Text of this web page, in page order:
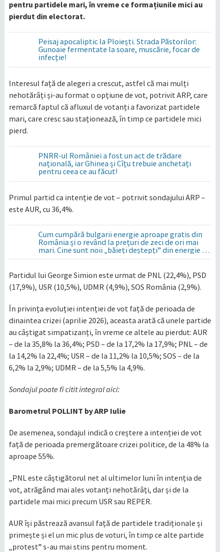
pentru partidele mari, în vreme ce formațiunile mici au
pierdut din electorat.
Peisaj apocaliptic la Ploiești. Strada Păstorilor:
Gunoaie fermentate la soare, muscărie, focar de
infecție!
Interesul față de alegeri a crescut, astfel că mai mulți
nehotărâți și-au format o opțiune de vot, potrivit ARP, care
remarcă faptul că afluxul de votanți a favorizat partidele
mari, care cresc sau staționează, în timp ce partidele mici
pierd.
PNRR-ul României a fost un act de trădare
națională, iar Ghinea și Cîțu trebuie anchetați
pentru ceea ce au făcut!
Primul partid ca intenție de vot – potrivit sondajului ARP –
este AUR, cu 36,4%.
Cum cumpără bulgarii energie aproape gratis din
România și o revând la prețuri de zeci de ori mai
mari. Cine sunt noii „băieți deștepți” din energie de
la sud de Dunăre
Partidul lui George Simion este urmat de PNL (22,4%), PSD
(17,9%), USR (10,5%), UDMR (4,9%), SOS România (2,9%).
În privința evoluției intenției de vot față de perioada de
dinaintea crizei (aprilie 2026), aceasta arată că unele partide
au câștigat simpatizanți, în vreme ce altele au pierdut: AUR
– de la 35,8% la 36,4%; PSD – de la 17,2% la 17,9%; PNL – de
la 14,2% la 22,4%; USR – de la 11,2% la 10,5%; SOS – de la
6,2% la 2,9%; UDMR – de la 5,5% la 4,9%.
Sondajul poate fi citit integral aici:
Barometrul POLLINT by ARP Iulie
De asemenea, sondajul indică o creștere a intenției de vot
față de perioada premergătoare crizei politice, de la 48% la
aproape 55%.
„PNL este câștigătorul net al ultimelor luni în intenția de
vot, atrăgând mai ales votanți nehotărâți, dar și de la
partidele mai mici precum USR sau REPER.
AUR își păstrează avansul față de partidele tradiționale și
primește și el un mic plus de voturi, în timp ce alte partide
„protest” s-au mai stins pentru moment.